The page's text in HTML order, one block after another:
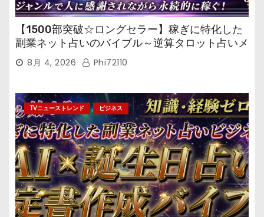
【1500部突破☆ロングセラー】稼ぎに特化した
副業ネット占いのバイブル～逆算タロット占いメ
ール鑑定マニュアル～
8月 4, 2026 Phi72110
TVニューストレンド ビジネス